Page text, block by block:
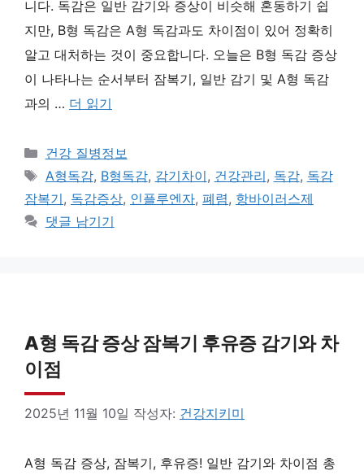
니다. 독감은 일반 감기와 증상이 비슷해 혼동하기 쉽
지만, B형 독감은 A형 독감과도 차이점이 있어 정확히
알고 대처하는 것이 중요합니다. 오늘은 B형 독감 증상
이 나타나는 순서부터 잠복기, 일반 감기 및 A형 독감
과의 … 더 읽기
카
테
고
리
건강 질병정보
태
그
A형독감, B형독감, 감기차이, 건강관리, 독감, 독감
잠복기, 독감증상, 인플루엔자, 폐렴, 항바이러스제
댓글 남기기
A형 독감 증상 잠복기 후유증 감기와 차
이점
2025년 11월 10일 작성자: 건강지키미
A형 독감 증상, 잠복기, 후유증! 일반 감기와 차이점 총